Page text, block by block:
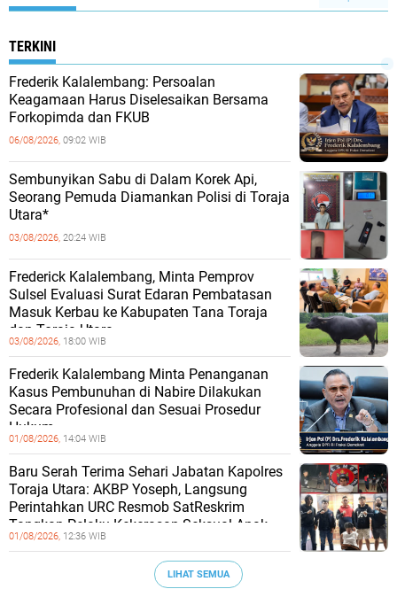
TERKINI
Frederik Kalalembang: Persoalan
Keagamaan Harus Diselesaikan Bersama
Forkopimda dan FKUB
06/08/2026, 09:02 WIB
Sembunyikan Sabu di Dalam Korek Api,
Seorang Pemuda Diamankan Polisi di Toraja
Utara*
03/08/2026, 20:24 WIB
Frederick Kalalembang, Minta Pemprov
Sulsel Evaluasi Surat Edaran Pembatasan
Masuk Kerbau ke Kabupaten Tana Toraja
dan Toraja Utara
03/08/2026, 18:00 WIB
Frederik Kalalembang Minta Penanganan
Kasus Pembunuhan di Nabire Dilakukan
Secara Profesional dan Sesuai Prosedur
Hukum
01/08/2026, 14:04 WIB
Baru Serah Terima Sehari Jabatan Kapolres
Toraja Utara: AKBP Yoseph, Langsung
Perintahkan URC Resmob SatReskrim
Tangkap Pelaku Kekerasan Seksual Anak
01/08/2026, 12:36 WIB
LIHAT SEMUA